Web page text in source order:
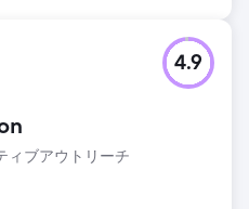
ィブアウトリーチ
4.9